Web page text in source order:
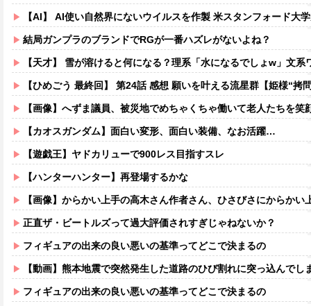
【AI】 AI使い自然界にないウイルスを作製 米スタンフォード大
結局ガンプラのブランドでRGが一番ハズレがないよね？
【天才】 雪が溶けると何になる？理系「水になるでしょw」文系
【ひめごう 最終回】 第24話 感想 願いを叶える流星群【姫様“拷
【画像】へずま議員、被災地でめちゃくちゃ働いて老人たちを笑顔にして
【カオスガンダム】面白い変形、面白い装備、なお活躍…
【遊戯王】ヤドカリューで900レス目指すスレ
【ハンターハンター】再登場するかな
【画像】からかい上手の高木さん作者さん、ひさびさにからかい上手の高木
正直ザ・ビートルズって過大評価されすぎじゃねないか？
フィギュアの出来の良い悪いの基準ってどこで決まるの
【動画】熊本地震で突然発生した道路のひび割れに突っ込んでし
フィギュアの出来の良い悪いの基準ってどこで決まるの